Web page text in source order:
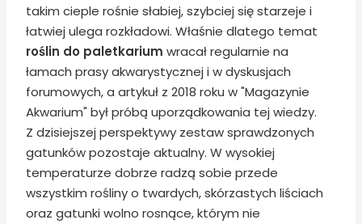
takim cieple rośnie słabiej, szybciej się starzeje i
łatwiej ulega rozkładowi. Właśnie dlatego temat
roślin do paletkarium wracał regularnie na
łamach prasy akwarystycznej i w dyskusjach
forumowych, a artykuł z 2018 roku w "Magazynie
Akwarium" był próbą uporządkowania tej wiedzy.
Z dzisiejszej perspektywy zestaw sprawdzonych
gatunków pozostaje aktualny. W wysokiej
temperaturze dobrze radzą sobie przede
wszystkim rośliny o twardych, skórzastych liściach
oraz gatunki wolno rosnące, którym nie